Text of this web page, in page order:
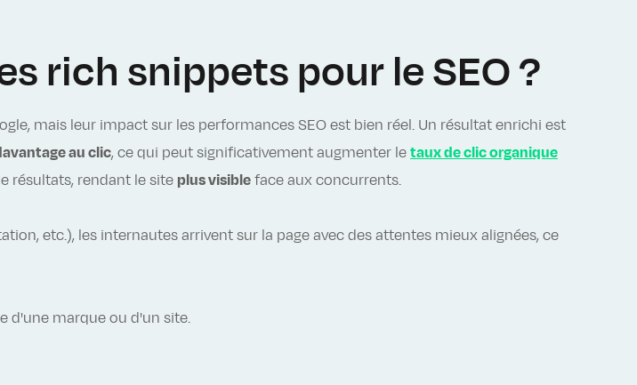
rich snippets pour le SEO ?
mais leur impact sur les performances SEO est bien réel. Un résultat enrichi est
au clic, ce qui peut significativement augmenter le taux de clic organique
résultats, rendant le site plus visibleface aux concurrents.
etc.), les internautes arrivent sur la page avec des attentes mieux alignées, ce
d'une marque ou d'un site.